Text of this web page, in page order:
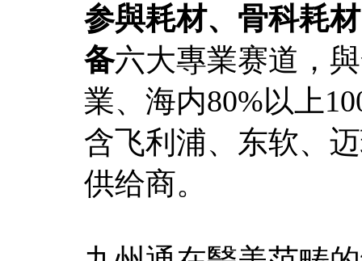
参與耗材、骨科耗
备六大專業赛道，
業、海内80%以上
含飞利浦、东软、
供给商。